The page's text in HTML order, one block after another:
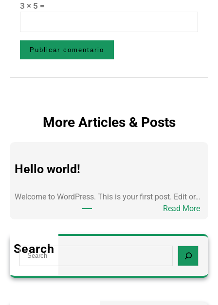
3 × 5 =
More Articles & Posts
Hello world!
Welcome to WordPress. This is your first post. Edit or…
Read More:
w
Search
S
a